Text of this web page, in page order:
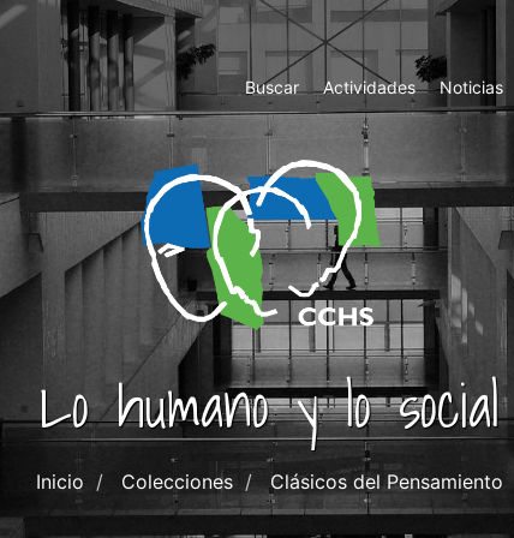
Top
Menu
Buscar Actividades Noticias
Lo humano y lo social
Inicio Colecciones Clásicos del Pensamiento